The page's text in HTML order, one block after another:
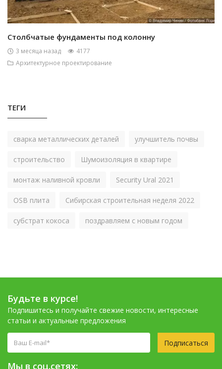
Столбчатые фундаменты под колонну
3 месяца назад
4177
Архитектурное проектирование
ТЕГИ
сварка металлических деталей улучшитель почвы
строительство Шумоизоляция в квартире
монтаж наливной кровли Security Ural 2021
OSB плита Сибирская строительная неделя 2022
субстрат кокоса поздравляем с новым годом
Будьте в курсе!
Подпишитесь и получайте свежие новости, интересные
статьи и актуальные предложения
Подписаться
Мы в соц.сетях: